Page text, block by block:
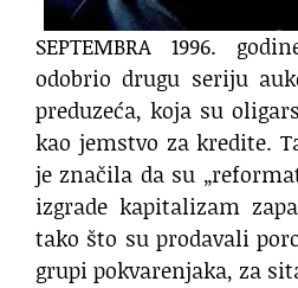
SEPTEMBRA 1996.
odobrio drugu seriju
preduzeća, koja su
kao jemstvo za kredite.
je značila da su
izgrade kapitalizam
tako što su prodavali
grupi pokvarenjaka, za